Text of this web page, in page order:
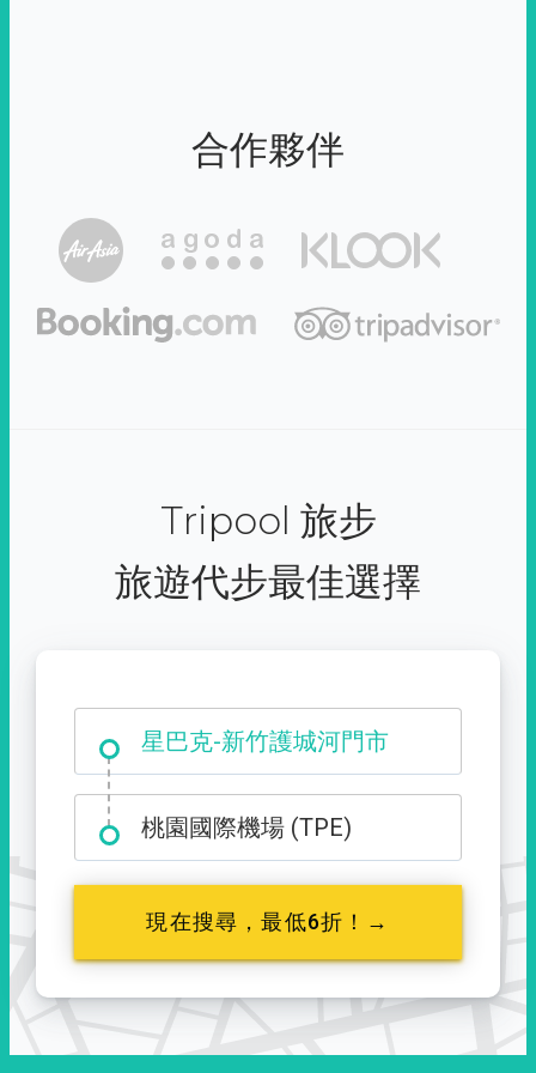
合作夥伴
Tripool 旅步
旅遊代步最佳選擇
星巴克-新竹護城河門市
大霸尖山登山口
桃園國際機場 (TPE)
現在搜尋，最低6折！→